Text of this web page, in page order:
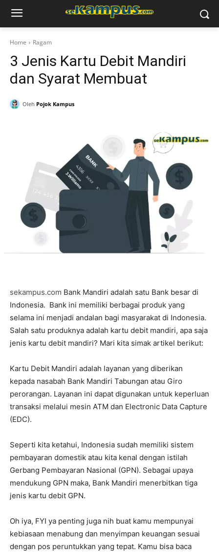
Home Ragam
3 Jenis Kartu Debit Mandiri
dan Syarat Membuat
Oleh Pojok Kampus
sekampus.com Bank Mandiri adalah satu Bank besar di
Indonesia. Bank ini memiliki berbagai produk yang
selama ini menjadi andalan bagi masyarakat di Indonesia.
Salah satu produknya adalah kartu debit mandiri, apa saja
jenis kartu debit mandiri? Mari kita simak artikel berikut:
Kartu Debit Mandiri adalah layanan yang diberikan
kepada nasabah Bank Mandiri Tabungan atau Giro
perorangan. Layanan ini dapat digunakan untuk keperluan
transaksi melalui mesin ATM dan Electronic Data Capture
(EDC).
Seperti kita ketahui, Indonesia sudah memiliki sistem
pembayaran domestik atau kita kenal dengan istilah
Gerbang Pembayaran Nasional (GPN). Sebagai upaya
mendukung GPN maka, Bank Mandiri menerbitkan tiga
jenis kartu debit GPN.
Oh iya, FYI ya penting juga nih buat kamu mempunyai
kebiasaan menabung dan menyimpan keuangan sesuai
dengan pos peruntukkan yang tepat. Kamu bisa baca